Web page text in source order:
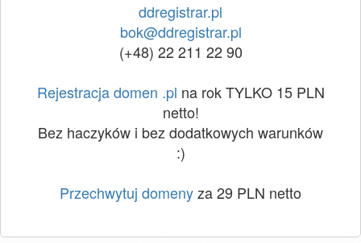
ddregistrar.pl
bok@ddregistrar.pl
(+48) 22 211 22 90
Rejestracja domen .pl na rok TYLKO 15 PLN
netto!
Bez haczyków i bez dodatkowych warunków
:)
Przechwytuj domenyza 29 PLN netto